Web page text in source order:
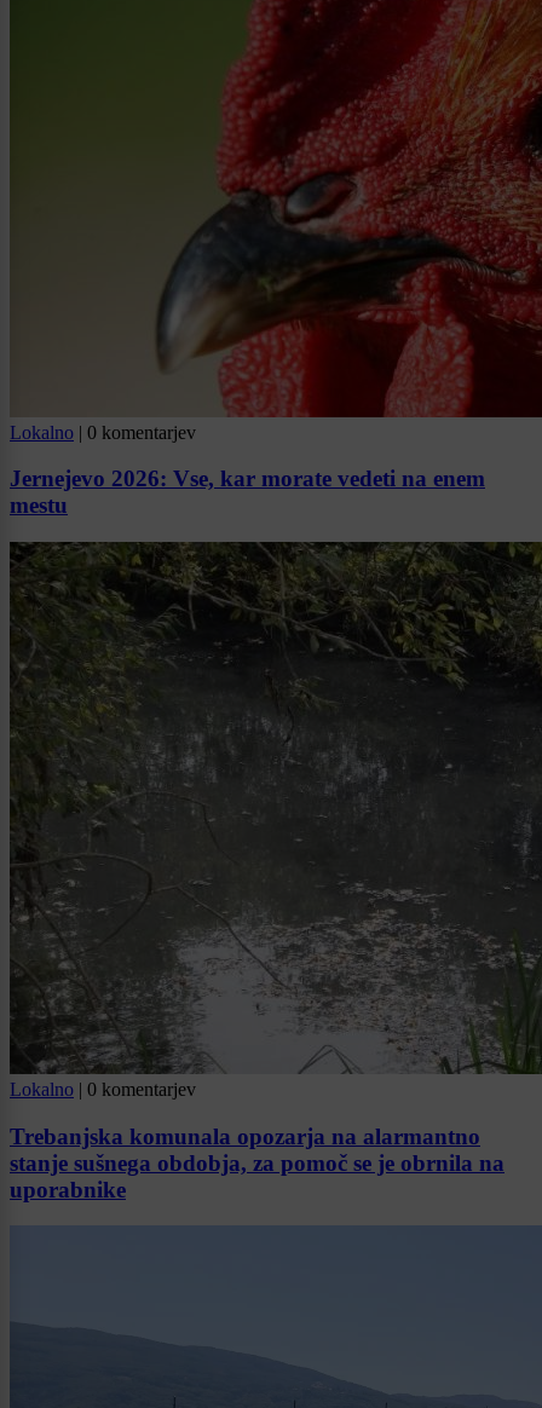
Lokalno | 0 komentarjev
Jernejevo 2026: Vse, kar morate vedeti na enem
mestu
Lokalno | 0 komentarjev
Trebanjska komunala opozarja na alarmantno
stanje sušnega obdobja, za pomoč se je obrnila na
uporabnike